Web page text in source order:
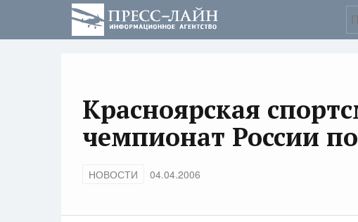
Красноярская
чемпионат России
НОВОСТИ 04.04.2006